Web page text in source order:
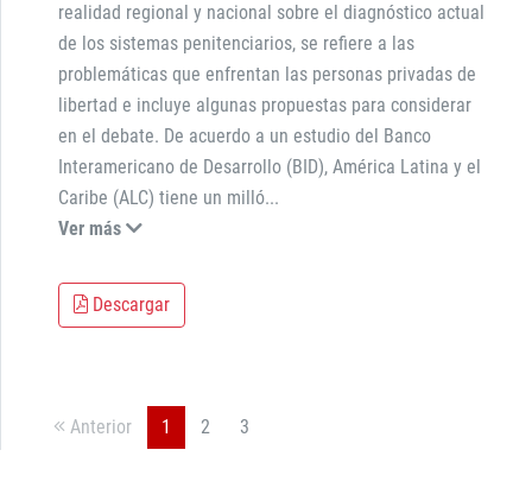
realidad regional y nacional sobre el diagnóstico actual
de los sistemas penitenciarios, se refiere a las
problemáticas que enfrentan las personas privadas de
libertad e incluye algunas propuestas para considerar
en el debate. De acuerdo a un estudio del Banco
Interamericano de Desarrollo (BID), América Latina y el
Caribe (ALC) tiene un milló...
Ver más
Descargar
Anterior 1 2 3